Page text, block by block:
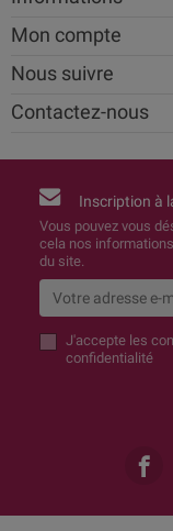
Mon compte
Nous suivre
Contactez-nous
Inscription à
Vous pouvez vous
cela nos
du site.
J'accepte les
confidentialité